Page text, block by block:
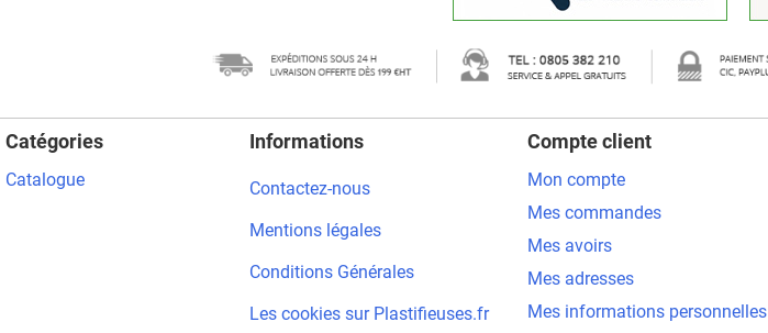
Catégories
Catalogue
Informations
Contactez-nous
Mentions légales
Conditions Générales
Les cookies sur Plastifieuses.fr
Compte client
Mon compte
Mes commandes
Mes avoirs
Mes adresses
Mes informations personnelles